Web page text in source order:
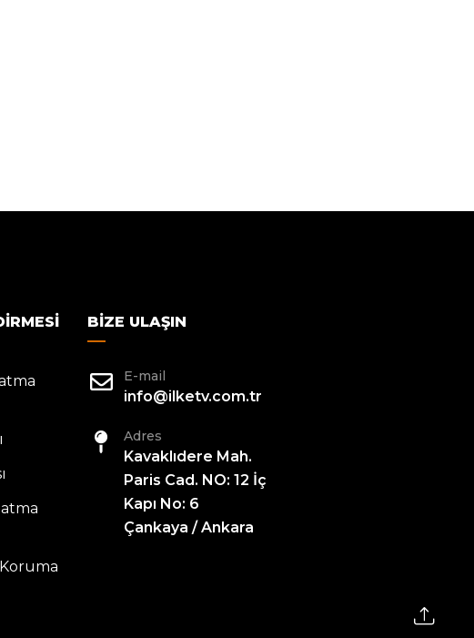
BIZE ULAŞIN
E-mail
info@ilketv.com.tr
Adres
Kavaklıdere Mah.
Paris Cad. NO: 12 İç
Kapı No: 6
Çankaya / Ankara